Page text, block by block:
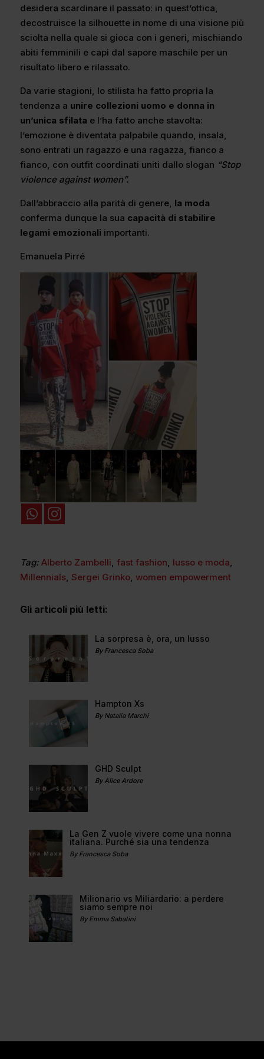
desidera scardinare il passato: in quest’ottica,
decostruisce la silhouette in nome di una visione più
sciolta nella quale si gioca con i generi, mischiando
abiti femminili e capi dal sapore maschile per un
risultato libero e rilassato.
Da varie stagioni, lo stilista ha fatto propria la
tendenza a unire collezioni uomo e donna in
un’unica sfilata e l’ha fatto anche stavolta:
l’emozione è diventata palpabile quando, insala,
sono entrati un ragazzo e una ragazza, fianco a
fianco, con outfit coordinati uniti dallo slogan “Stop
violence against women”.
Dall’abbraccio alla parità di genere, la moda
conferma dunque la sua capacità di stabilire
legami emozionali importanti.
Emanuela Pirré
Tag: Alberto Zambelli, fast fashion, lusso e moda,
Millennials, Sergei Grinko, women empowerment
Gli articoli più letti:
La sorpresa è, ora, un lusso
By Francesca Soba
Hampton Xs
By Natalia Marchi
GHD Sculpt
By Alice Ardore
La Gen Z vuole vivere come una nonna
italiana. Purché sia una tendenza
By Francesca Soba
Milionario vs Miliardario: a perdere
siamo sempre noi
By Emma Sabatini